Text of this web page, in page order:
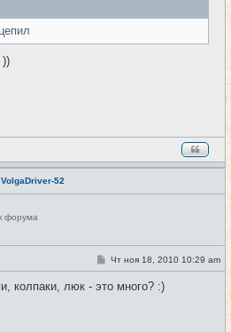
е
))
VolgaDriver-52
форума
#5
С
о
б
Чт ноя 18, 2010 10:29 am
колпаки, люк - это много? :)